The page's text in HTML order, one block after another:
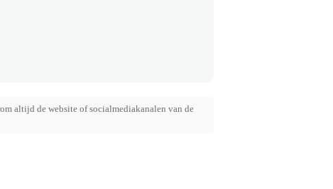
altijd de website of socialmediakanalen van de